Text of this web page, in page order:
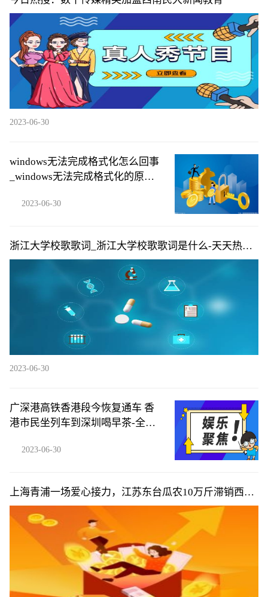
2023-06-30
windows无法完成格式化怎么回事
_windows无法完成格式化的原因|
2023-06-30
浙江大学校歌歌词_浙江大学校歌歌词是什么-天天热推
荐
2023-06-30
广深港高铁香港段今恢复通车 香
港市民坐列车到深圳喝早茶-全球
2023-06-30
上海青浦一场爱心接力，江苏东台瓜农10万斤滞销西瓜
5天卖完